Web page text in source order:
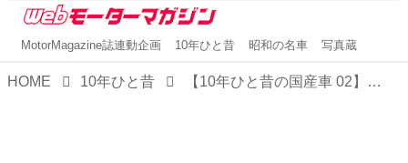
MotorMagazine誌連動企画 10年ひと昔 昭和の名車 写真蔵
HOME 10年ひと昔 【10年ひと昔の国産車 02】三菱 ギャランフォルティス スポーツバックはクーペのような軽快ボディが新鮮だった＜新連載＞